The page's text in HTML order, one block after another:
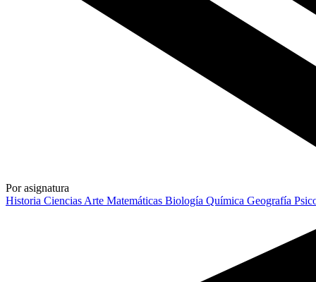
Por asignatura
Historia Ciencias Arte Matemáticas Biología Química Geografía